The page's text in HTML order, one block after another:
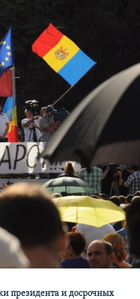
президента и досрочных